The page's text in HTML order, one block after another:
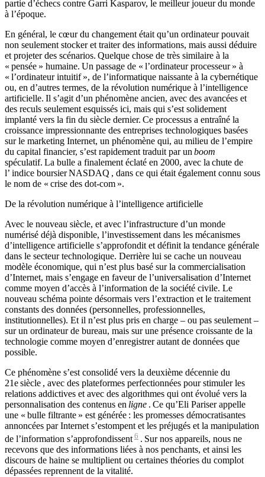
partie d’échecs contre Garri Kasparov, le meilleur joueur du monde
à l’époque.
En général, le cœur du changement était qu’un ordinateur pouvait
non seulement stocker et traiter des informations, mais aussi déduire
et projeter des scénarios. Quelque chose de très similaire à la
« pensée » humaine. Un passage de « l’ordinateur processeur » à
« l’ordinateur intuitif », de l’informatique naissante à la cybernétique
ou, en d’autres termes, de la révolution numérique à l’intelligence
artificielle. Il s’agit d’un phénomène ancien, avec des avancées et
des reculs seulement esquissés ici, mais qui s’est solidement
implanté vers la fin du siècle dernier. Ce processus a entraîné la
croissance impressionnante des entreprises technologiques basées
sur le marketing Internet, un phénomène qui, au milieu de l’empire
du capital financier, s’est rapidement traduit par un boom
spéculatif. La bulle a finalement éclaté en 2000, avec la chute de
l’ indice boursierNASDAQ , dans ce qui était également connu sous
le nom de « crise des dot-com ».
De la révolution numérique à l’intelligence artificielle
Avec le nouveau siècle, et avec l’infrastructure d’un monde
numérisé déjà disponible, l’investissement dans les mécanismes
d’intelligence artificielle s’approfondit et définit la tendance générale
dans le secteur technologique. Derrière lui se cache un nouveau
modèle économique, qui n’est plus basé sur la commercialisation
d’Internet, mais s’engage en faveur de l’universalisation d’Internet
comme moyen d’accès à l’information de la société civile. Le
nouveau schéma pointe désormais vers l’extraction et le traitement
constants des données (personnelles, professionnelles,
institutionnelles). Et il n’est plus pris en charge – ou pas seulement –
sur un ordinateur de bureau, mais sur une présence croissante de la
technologie comme moyen d’enregistrer autant de données que
possible.
Ce phénomène s’est consolidé vers la deuxième décennie du
21esiècle , avec des plateformes perfectionnées pour stimuler les
relations addictives et avec des algorithmes qui ont évolué vers la
personnalisation des contenus en ligne . Ce qu’Eli Pariser appelle
une « bulle filtrante » est générée : les promesses démocratisantes
annoncées par Internet s’estompent et les préjugés et la manipulation
de l’information s’approfondissent 6 . Sur nos appareils, nous ne
recevons que des informations liées à nos penchants, et ainsi les
discours de haine se multiplient ou certaines théories du complot
dépassées reprennent de la vitalité.